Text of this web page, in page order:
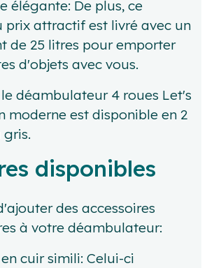
élégante: De plus, ce
prix attractif est livré avec un
de 25 litres pour emporter
d'objets avec vous.
le déambulateur 4 roues Let's
moderne est disponible en 2
disponibles
des accessoires
à votre déambulateur:
cuir simili: Celui-ci